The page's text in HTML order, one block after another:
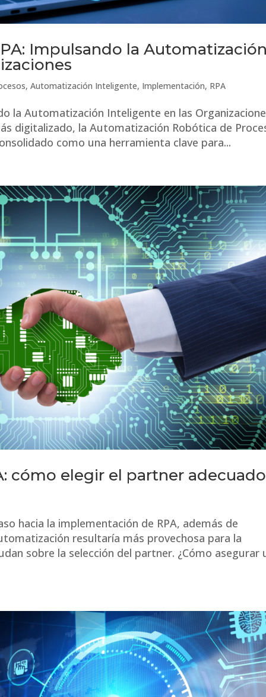
Impulsando la
,Automatización Inteligente, Implementación, RPA
la Automatización Inteligente en las
digitalizado, la Automatización Robótica de
como una herramienta clave para...
cómo elegir el partner adecuado
hacia la implementación de RPA, además de
resultaría más provechosa para la
sobre la selección del partner. ¿Cómo asegurar